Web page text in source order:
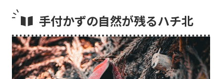
手付かずの自然が残るハチ北